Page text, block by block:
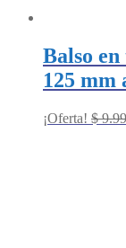
Balso
125 mm
¡Oferta! $